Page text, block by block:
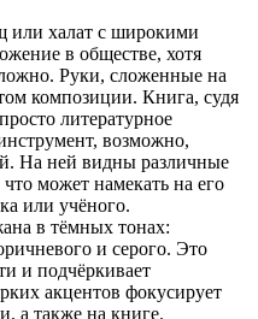
халат с широкими
в обществе, хотя
Руки, сложенные на
композиции. Книга, судя
литературное
возможно,
На ней видны различные
может намекать на его
или учёного.
в тёмных тонах:
и серого. Это
и подчёркивает
акцентов фокусирует
а также на книге.